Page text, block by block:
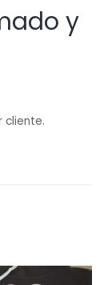
y
cliente.